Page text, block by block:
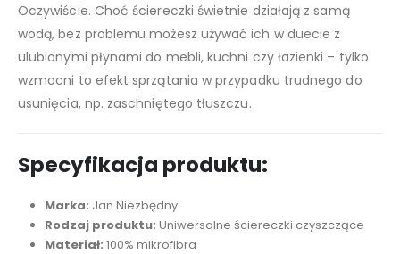
Oczywiście. Choć ściereczki świetnie działają z samą
wodą, bez problemu możesz używać ich w duecie z
ulubionymi płynami do mebli, kuchni czy łazienki – tylko
wzmocni to efekt sprzątania w przypadku trudnego do
usunięcia, np. zaschniętego tłuszczu.
Specyfikacja produktu:
Marka: Jan Niezbędny
Rodzaj produktu: Uniwersalne ściereczki czyszczące
Materiał: 100% mikrofibra